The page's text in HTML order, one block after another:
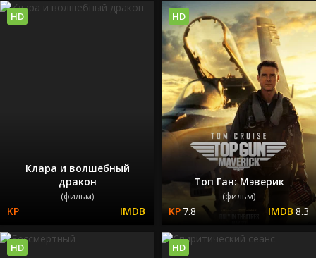
Клара и волшебный
дракон
(фильм)
HD
Топ Ган: Мэверик
(фильм)
7.8 8.3
HD
HD HD